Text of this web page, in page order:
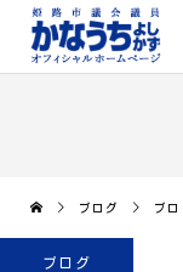
ブログ ブロ
ブログ